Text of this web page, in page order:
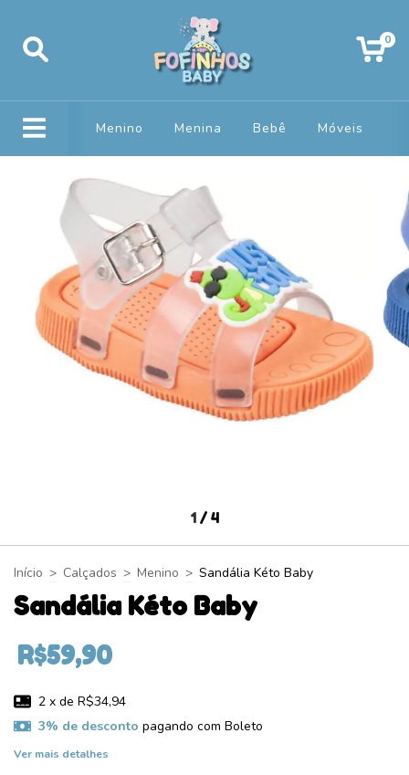
0
Menino Menina Bebê Móveis
1 / 4
Início > Calçados > Menino > Sandália Kéto Baby
Sandália Kéto Baby
R$59,90
2 x de R$34,94
3% de desconto pagando com Boleto
Ver mais detalhes